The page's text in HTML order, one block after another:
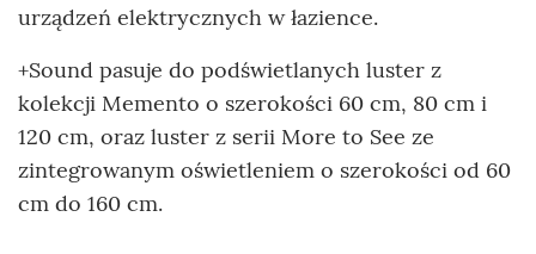
urządzeń elektrycznych w łazience.
+Sound pasuje do podświetlanych luster z
kolekcji Memento o szerokości 60 cm, 80 cm i
120 cm, oraz luster z serii More to See ze
zintegrowanym oświetleniem o szerokości od 60
cm do 160 cm.